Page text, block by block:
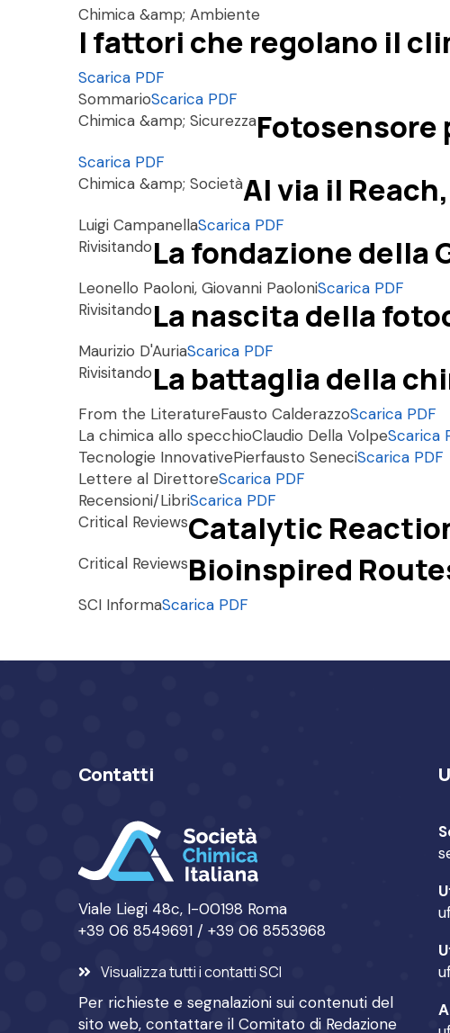
Chimica &amp; Ambiente
I fattori che regolano il
Scarica PDF
SommarioScarica PDF
Chimica &amp; SicurezzaFotosensore
Scarica PDF
Chimica &amp; SocietàAl via il
Luigi CampanellaScarica PDF
RivisitandoLa fondazione della
Leonello Paoloni, Giovanni PaoloniScarica PDF
RivisitandoLa nascita della
Maurizio D'AuriaScarica PDF
RivisitandoLa battaglia della
From the LiteratureFausto CalderazzoScarica PDF
La chimica allo specchioClaudio Della VolpeScarica
Tecnologie InnovativePierfausto SeneciScarica PDF
Lettere al DirettoreScarica PDF
Recensioni/LibriScarica PDF
Critical ReviewsCatalytic
Critical ReviewsBioinspired
SCI InformaScarica PDF
Contatti
Viale Liegi 48c, I-00198 Roma
+39 06 8549691 / +39 06 8553968
Visualizza tutti i contatti SCI
Per richieste e segnalazioni sui contenuti del
sito web, contattare il Comitato di Redazione